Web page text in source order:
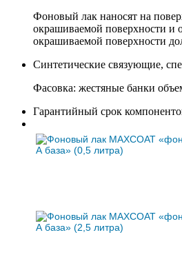
Фоновый лак наносят на
окрашиваемой поверхности и
окрашиваемой поверхности
Синтетические связующие,
Фасовка: жестяные банки
Гарантийный срок